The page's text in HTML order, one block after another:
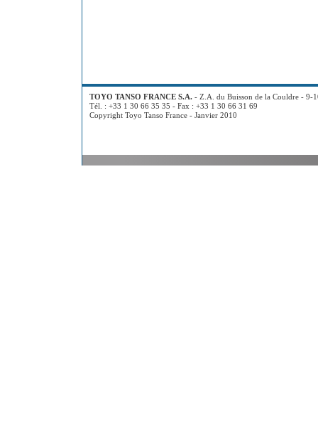
TOYO TANSO FRANCE S.A. - Z.A. du Buisson de la Couldre - 9-
Tél. : +33 1 30 66 35 35 - Fax : +33 1 30 66 31 69
Copyright Toyo Tanso France - Janvier 2010